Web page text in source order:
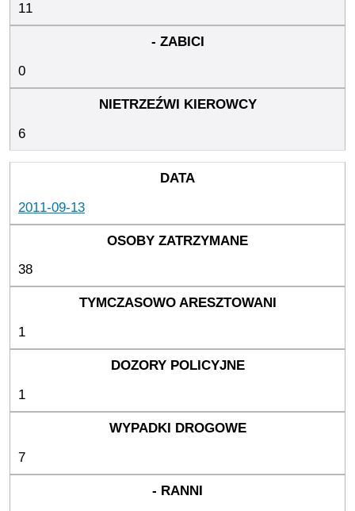
11
0
6
2011-09-13
38
1
1
7